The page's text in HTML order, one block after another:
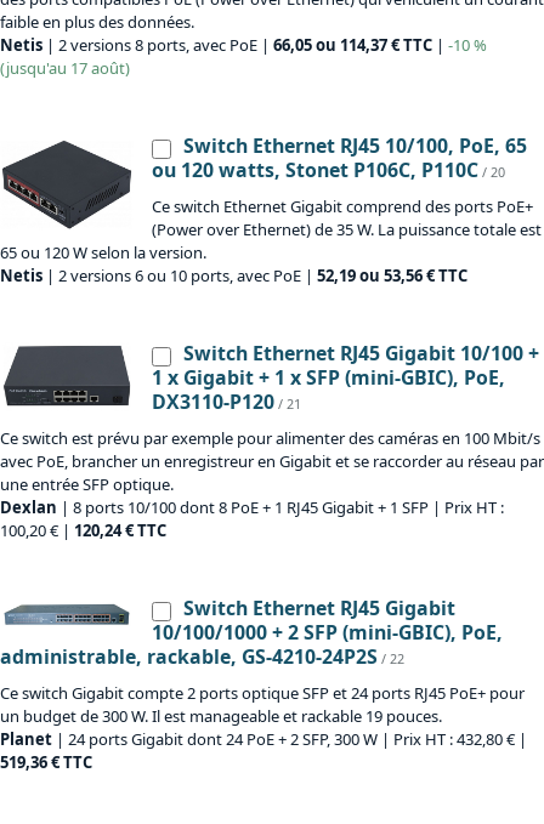
faible en plus des données.
Netis | 2 versions 8 ports, avec PoE | 66,05 ou 114,37 € TTC | -10 %
(jusqu'au 17 août)
Switch Ethernet RJ45 10/100, PoE, 65
ou 120 watts, Stonet P106C, P110C / 20
Ce switch Ethernet Gigabit comprend des ports PoE+
(Power over Ethernet) de 35 W. La puissance totale est
65 ou 120 W selon la version.
Netis | 2 versions 6 ou 10 ports, avec PoE | 52,19 ou 53,56 € TTC
Switch Ethernet RJ45 Gigabit 10/100 +
1 x Gigabit + 1 x SFP (mini-GBIC), PoE,
DX3110-P120 / 21
Ce switch est prévu par exemple pour alimenter des caméras en 100 Mbit/s
avec PoE, brancher un enregistreur en Gigabit et se raccorder au réseau par
une entrée SFP optique.
Dexlan | 8 ports 10/100 dont 8 PoE + 1 RJ45 Gigabit + 1 SFP | Prix HT :
100,20 € | 120,24 € TTC
Switch Ethernet RJ45 Gigabit
10/100/1000 + 2 SFP (mini-GBIC), PoE,
administrable, rackable, GS-4210-24P2S / 22
Ce switch Gigabit compte 2 ports optique SFP et 24 ports RJ45 PoE+ pour
un budget de 300 W. Il est manageable et rackable 19 pouces.
Planet | 24 ports Gigabit dont 24 PoE + 2 SFP, 300 W | Prix HT : 432,80 € |
519,36 € TTC